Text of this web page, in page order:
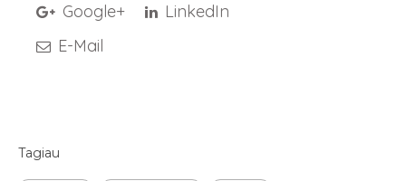
Google+
LinkedIn
E-Mail
Tagiau